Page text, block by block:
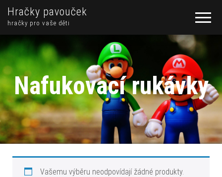
Hračky pavouček
hračky pro vaše děti
Nafukovací rukávky
Vašemu výběru neodpovídají žádné produkty.